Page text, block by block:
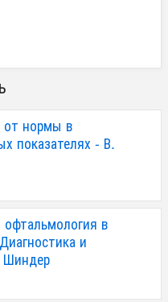
от нормы в
показателях - В.
в
и
Шиндер